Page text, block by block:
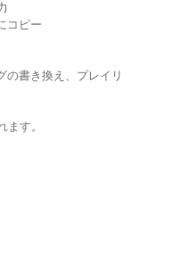
コピー
の書き換え、プレイリ
す。